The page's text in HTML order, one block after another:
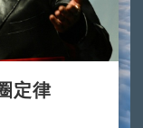
定律